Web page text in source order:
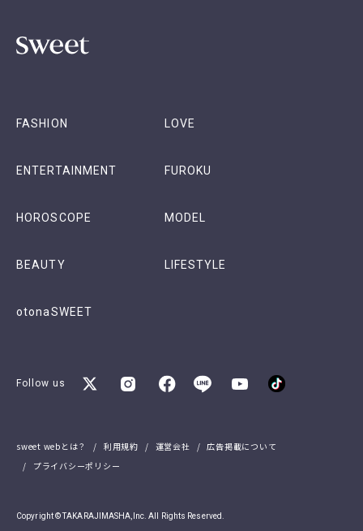
FASHION LOVE
ENTERTAINMENT FUROKU
HOROSCOPE MODEL
BEAUTY LIFESTYLE
otonaSWEET
Follow us
sweet webとは？ 利用規約 運営会社
広告掲載について
プライバシーポリシー
Copyright © TAKARAJIMASHA,Inc. All Rights Reserved.